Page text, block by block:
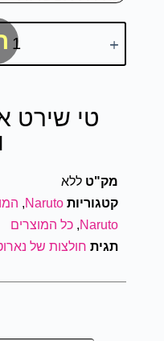
טי שירט
מק"ט ללא
קטגוריות Naruto
,
Naruto
, כל המוצרים
תגית חולצות של